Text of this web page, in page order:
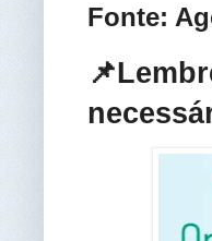
Fonte: